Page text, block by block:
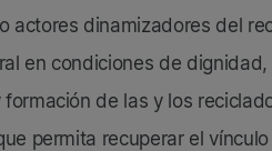
actores dinamizadores del
en condiciones de
de las y los
permita recuperar el